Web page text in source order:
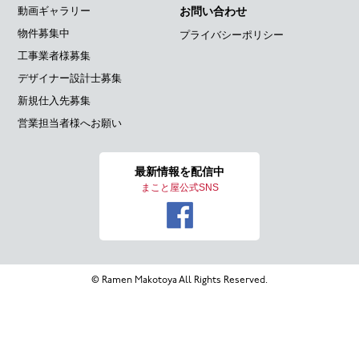
動画ギャラリー
物件募集中
工事業者様募集
デザイナー設計士募集
新規仕入先募集
営業担当者様へお願い
お問い合わせ
プライバシーポリシー
最新情報を配信中
まこと屋公式SNS
© Ramen Makotoya All Rights Reserved.